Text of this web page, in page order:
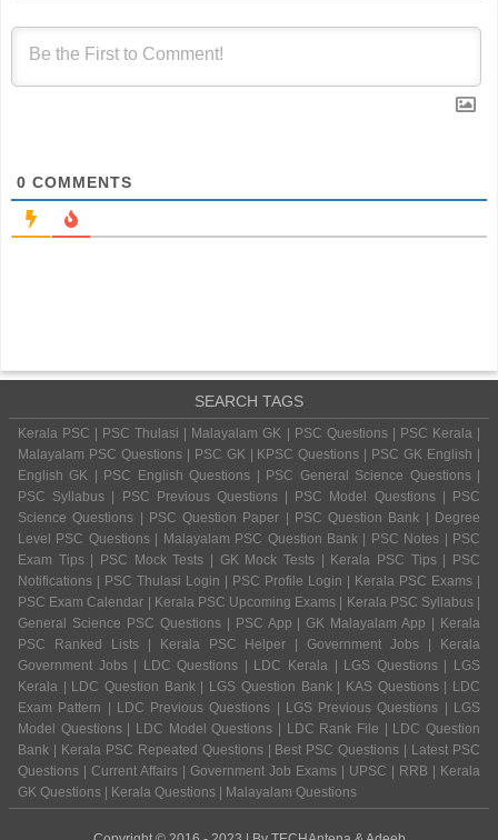
0 COMMENTS
SEARCH TAGS
Kerala PSC | PSC Thulasi | Malayalam GK | PSC Questions | PSC Kerala |
Malayalam PSC Questions | PSC GK | KPSC Questions | PSC GK English |
English GK | PSC English Questions | PSC General Science Questions |
PSC Syllabus | PSC Previous Questions | PSC Model Questions | PSC
Science Questions | PSC Question Paper | PSC Question Bank | Degree
Level PSC Questions | Malayalam PSC Question Bank | PSC Notes | PSC
Exam Tips | PSC Mock Tests | GK Mock Tests | Kerala PSC Tips | PSC
Notifications | PSC Thulasi Login | PSC Profile Login | Kerala PSC Exams |
PSC Exam Calendar | Kerala PSC Upcoming Exams | Kerala PSC Syllabus |
General Science PSC Questions | PSC App | GK Malayalam App | Kerala
PSC Ranked Lists | Kerala PSC Helper | Government Jobs | Kerala
Government Jobs | LDC Questions | LDC Kerala | LGS Questions | LGS
Kerala | LDC Question Bank | LGS Question Bank | KAS Questions | LDC
Exam Pattern | LDC Previous Questions | LGS Previous Questions | LGS
Model Questions | LDC Model Questions | LDC Rank File | LDC Question
Bank | Kerala PSC Repeated Questions | Best PSC Questions | Latest PSC
Questions | Current Affairs | Government Job Exams | UPSC | RRB | Kerala
GK Questions | Kerala Questions | Malayalam Questions